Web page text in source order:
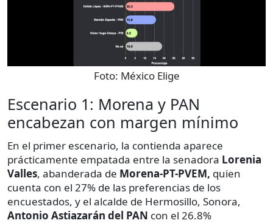
Foto: México Elige
Escenario 1: Morena y PAN
encabezan con margen mínimo
En el primer escenario, la contienda aparece
prácticamente empatada entre la senadora Lorenia
Valles, abanderada de Morena-PT-PVEM, quien
cuenta con el 27% de las preferencias de los
encuestados, y el alcalde de Hermosillo, Sonora,
Antonio Astiazarán del PAN con el 26.8%